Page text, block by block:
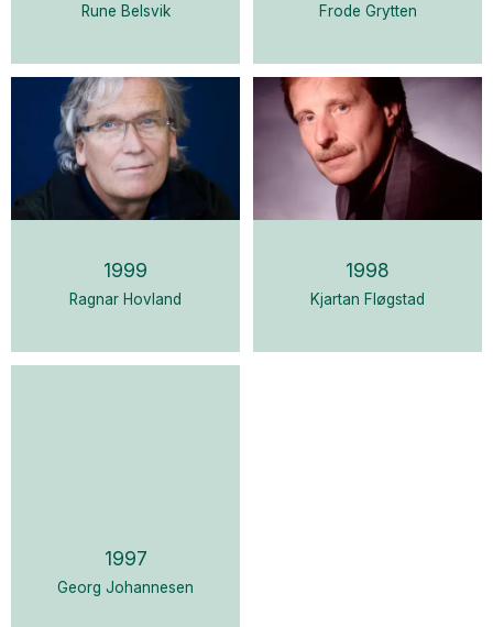
Rune Belsvik Frode Grytten
1999
Ragnar Hovland
1998
Kjartan Fløgstad
1997
Georg Johannesen